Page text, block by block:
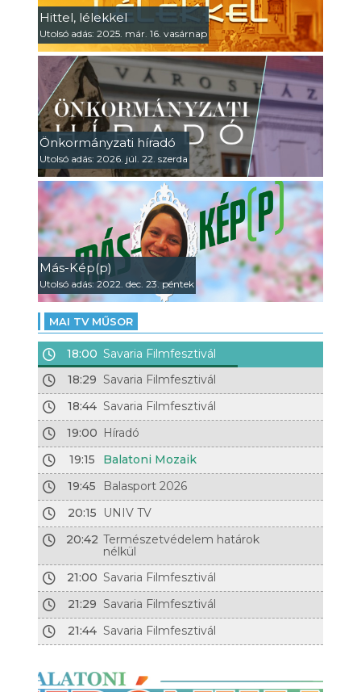
Hittel, lélekkel
Utolsó adás: 2025. már. 16. vasárnap
Önkormányzati híradó
Utolsó adás: 2026. júl. 22. szerda
Más-Kép(p)
Utolsó adás: 2022. dec. 23. péntek
MAI TV MŰSOR
18:00 Savaria Filmfesztivál
18:29 Savaria Filmfesztivál
18:44 Savaria Filmfesztivál
19:00 Híradó
19:15
Balatoni Mozaik
19:45
Balasport 2026
20:15
UNIV TV
20:42 Természetvédelem határok
nélkül
21:00 Savaria Filmfesztivál
21:29 Savaria Filmfesztivál
21:44 Savaria Filmfesztivál